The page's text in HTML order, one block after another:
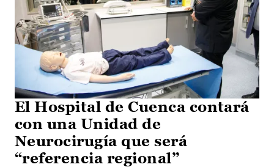
El Hospital de Cuenca contará
con una Unidad de
Neurocirugía que será
“referencia regional”